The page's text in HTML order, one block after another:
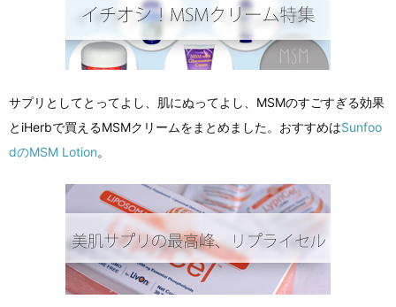
サプリとしてとってよし、肌にぬってよし、MSMのすごすぎる効果
とiHerbで買えるMSMクリームをまとめました。おすすめはSunfoo
dのMSM Lotion。